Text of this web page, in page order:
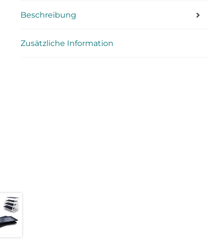
Beschreibung
Zusätzliche Information